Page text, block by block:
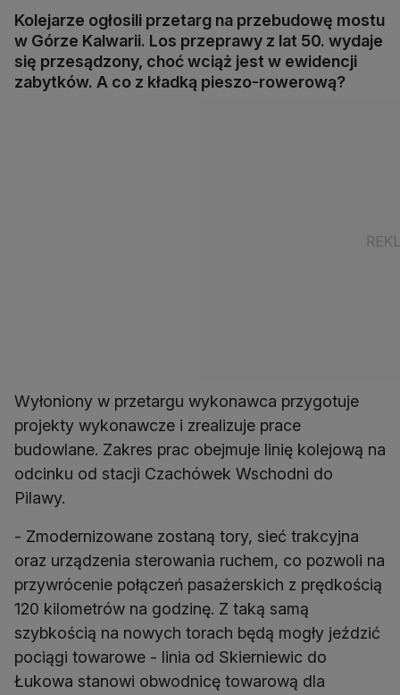
Kolejarze ogłosili przetarg na przebudowę mostu
w Górze Kalwarii. Los przeprawy z lat 50. wydaje
się przesądzony, choć wciąż jest w ewidencji
zabytków. A co z kładką pieszo-rowerową?
Wyłoniony w przetargu wykonawca przygotuje
projekty wykonawcze i zrealizuje prace
budowlane. Zakres prac obejmuje linię kolejową na
odcinku od stacji Czachówek Wschodni do
Pilawy.
- Zmodernizowane zostaną tory, sieć trakcyjna
oraz urządzenia sterowania ruchem, co pozwoli na
przywrócenie połączeń pasażerskich z prędkością
120 kilometrów na godzinę. Z taką samą
szybkością na nowych torach będą mogły jeździć
pociągi towarowe - linia od Skierniewic do
Łukowa stanowi obwodnicę towarową dla